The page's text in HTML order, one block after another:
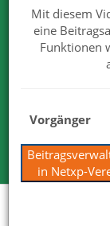
Mit diesem
eine
Funktionen
Vorgänger
in Netxp-
Wir sind von
Sie uns gerne
Für Ihre Tests